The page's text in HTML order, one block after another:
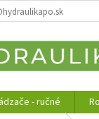
- ručné